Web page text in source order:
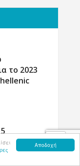
Αποδοχή
το 2023
Ιταλοί